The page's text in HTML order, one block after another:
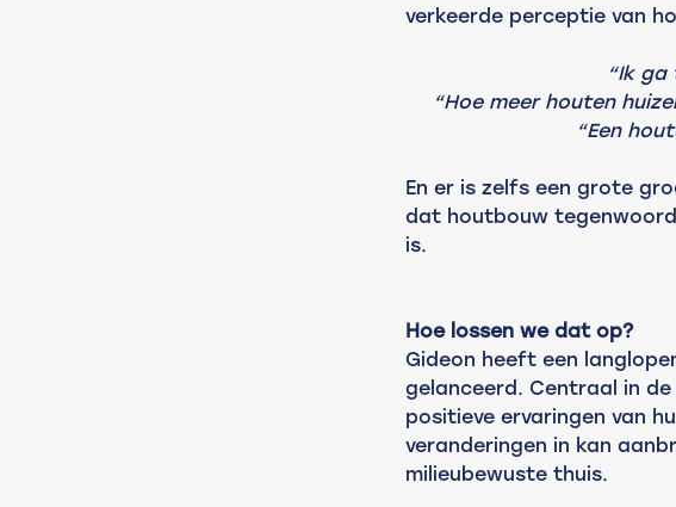
verkeerde perceptie van
“Ik
“Hoe meer houten
“Een
En er is zelfs een grote
dat houtbouw
is.
Hoe lossen we dat op?
Gideon heeft een
gelanceerd. Centraal in
positieve ervaringen van
veranderingen in kan
milieubewuste thuis.